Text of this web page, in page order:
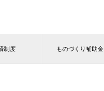
制度 ものづくり補助金